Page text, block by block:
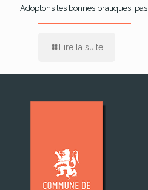
Adoptons les bonnes pratiques,
Lire la suite